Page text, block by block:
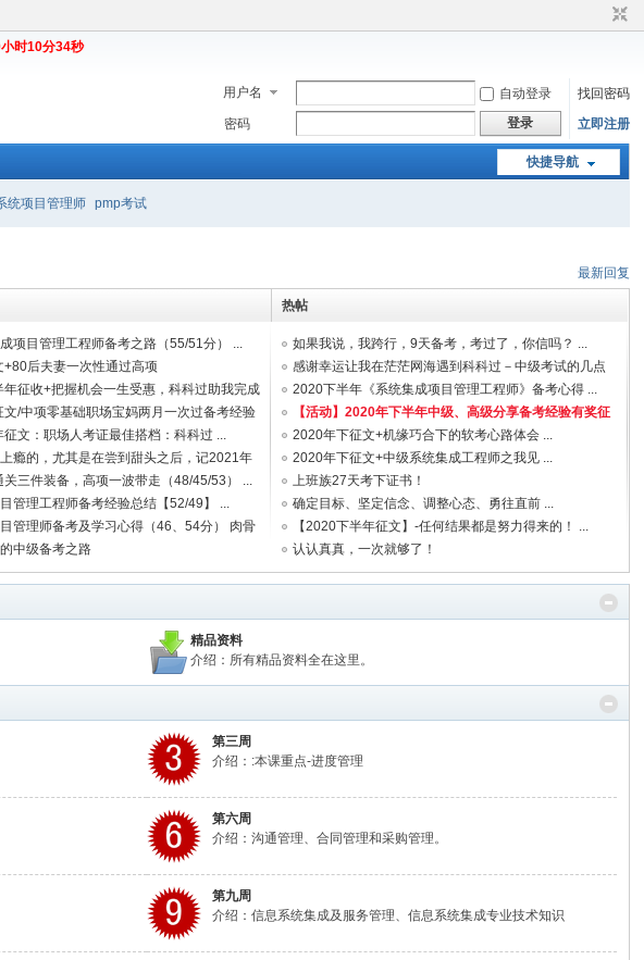
时10分33秒
用户名 自动登录
找回密码
密码
登录 立即注册
快捷导航
统项目管理师 pmp考试
最新回复
项目管理工程师备考之路（55/51分） ...
后夫妻一次性通过高项
征收+把握机会一生受惠，科科过助我完成
/中项零基础职场宝妈两月一次过备考经验
文：职场人考证最佳搭档：科科过 ...
上瘾的，尤其是在尝到甜头之后，记2021年
三件装备，高项一波带走（48/45/53） ...
管理工程师备考经验总结【52/49】 ...
管理师备考及学习心得（46、54分） 肉骨
中级备考之路
热帖
如果我说，我跨行，9天备考，考过了，你信吗？ ...
感谢幸运让我在茫茫网海遇到科科过－中级考试的几点
体 ...
2020下半年《系统集成项目管理工程师》备考心得 ...
【活动】2020年下半年中级、高级分享备考经验有奖征
文 ...
2020年下征文+机缘巧合下的软考心路体会 ...
2020年下征文+中级系统集成工程师之我见 ...
上班族27天考下证书！
确定目标、坚定信念、调整心态、勇往直前 ...
【2020下半年征文】-任何结果都是努力得来的！ ...
认认真真，一次就够了！
精品资料
介绍：所有精品资料全在这里。
第三周
介绍：:本课重点-进度管理
第六周
介绍：沟通管理、合同管理和采购管理。
第九周
介绍：信息系统集成及服务管理、信息系统集成专业技术知识